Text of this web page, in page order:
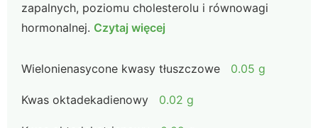
zapalnych, poziomu cholesterolu i równowagi
hormonalnej. Czytaj więcej
Wielonienasycone kwasy tłuszczowe 0.05 g
Kwas oktadekadienowy 0.02 g